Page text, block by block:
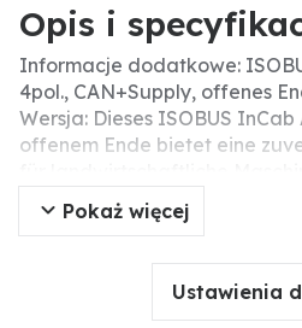
Opis i
Informacje dodatkowe:
4pol., CAN+Supply, offenes
Wersja: Dieses ISOBUS
offenem Ende bietet eine
einen umspritzten InCab
eine robuste und sichere
Pokaż więcej
Ustawienia